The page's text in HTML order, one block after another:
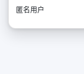
匿名用户